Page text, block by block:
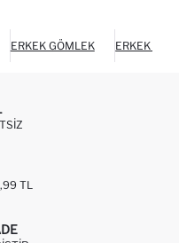
ERKEK GÖMLEK ERKEK
TL